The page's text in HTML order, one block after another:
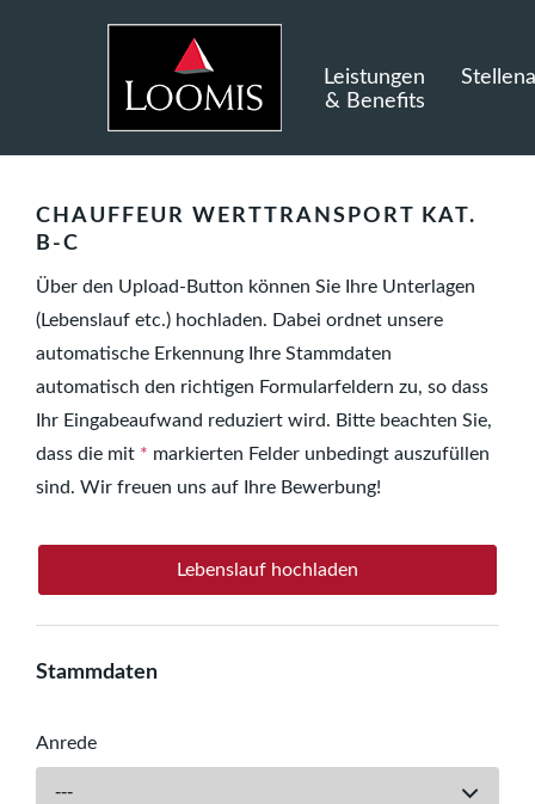
Leistungen
& Benefits
CHAUFFEUR WERTTRANSPORT KAT.
B-C
Über den Upload-Button können Sie Ihre Unterlagen
(Lebenslauf etc.) hochladen. Dabei ordnet unsere
automatische Erkennung Ihre Stammdaten
automatisch den richtigen Formularfeldern zu, so dass
Ihr Eingabeaufwand reduziert wird. Bitte beachten Sie,
dass die mit * markierten Felder unbedingt auszufüllen
sind. Wir freuen uns auf Ihre Bewerbung!
Lebenslauf hochladen
Stammdaten
Anrede
---